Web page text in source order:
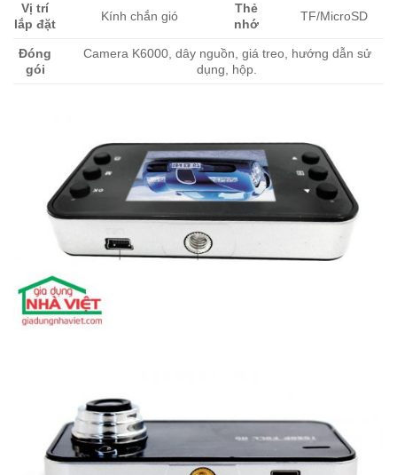
Vị trí
lắp đặt
Kính chắn gió
Thẻ
nhớ
TF/MicroSD
Đóng
gói
Camera K6000, dây nguồn, giá treo, hướng dẫn sử
dụng, hộp.